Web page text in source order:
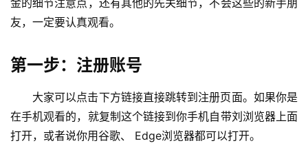
友，一定要认真观看。
第一步：注册账号
大家可以点击下方链接直接跳转到注册页面。如果你是
在手机观看的，就复制这个链接到你手机自带刘浏览器上面
打开，或者说你用谷歌、 Edge浏览器都可以打开。